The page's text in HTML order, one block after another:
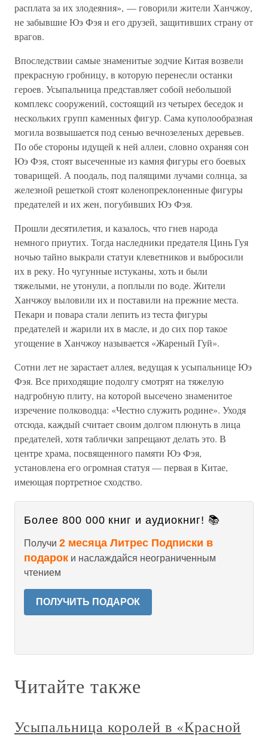
расплата за их злодеяния», — говорили жители Ханчжоу,
не забывшие Юэ Фэя и его друзей, защитивших страну от
врагов.
Впоследствии самые знаменитые зодчие Китая возвели
прекрасную гробницу, в которую перенесли останки
героев. Усыпальница представляет собой небольшой
комплекс сооружений, состоящий из четырех беседок и
нескольких групп каменных фигур. Сама куполообразная
могила возвышается под сенью вечнозеленых деревьев.
По обе стороны идущей к ней аллеи, словно охраняя сон
Юэ Фэя, стоят высеченные из камня фигуры его боевых
товарищей. А поодаль, под палящими лучами солнца, за
железной решеткой стоят коленопреклоненные фигуры
предателей и их жен, погубивших Юэ Фэя.
Прошли десятилетия, и казалось, что гнев народа
немного приутих. Тогда наследники предателя Цинь Гуя
ночью тайно выкрали статуи клеветников и выбросили
их в реку. Но чугунные истуканы, хоть и были
тяжелыми, не утонули, а поплыли по воде. Жители
Ханчжоу выловили их и поставили на прежние места.
Пекари и повара стали лепить из теста фигуры
предателей и жарили их в масле, и до сих пор такое
угощение в Ханчжоу называется «Жареный Гуй».
Сотни лет не зарастает аллея, ведущая к усыпальнице Юэ
Фэя. Все приходящие подолгу смотрят на тяжелую
надгробную плиту, на которой высечено знаменитое
изречение полководца: «Честно служить родине». Уходя
отсюда, каждый считает своим долгом плюнуть в лица
предателей, хотя таблички запрещают делать это. В
центре храма, посвященного памяти Юэ Фэя,
установлена его огромная статуя — первая в Китае,
имеющая портретное сходство.
Более 800 000 книг и аудиокниг! 📚
Получи 2 месяца Литрес Подписки в
подарок и наслаждайся неограниченным
чтением
ПОЛУЧИТЬ ПОДАРОК
Читайте также
Усыпальница королей в «Красной